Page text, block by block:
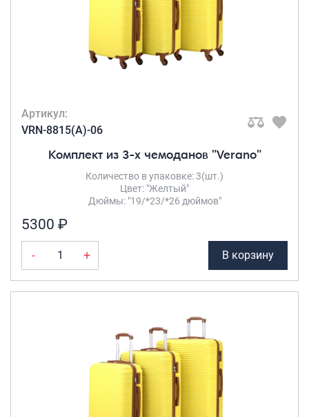
Артикул:
VRN-8815(A)-06
Комплект из 3-х чемоданов "Verano"
Количество в упаковке: 3(шт.)
Цвет: "Желтый"
Дюймы: "19/*23/*26 дюймов"
5300 ₽
- + В корзину